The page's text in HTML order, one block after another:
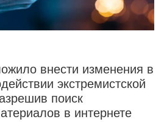
внести изменения в
экстремистской
поиск
в интернете